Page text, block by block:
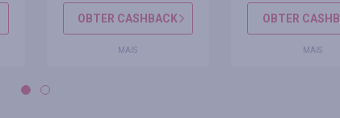
OBTER CASHBACK
MAIS
OBTER
MAIS